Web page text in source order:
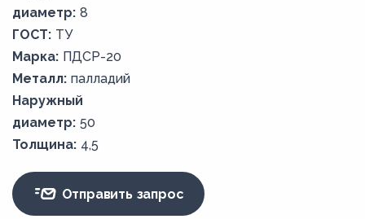
диаметр: 8
ГОСТ: ТУ
Марка: ПДСР-20
Металл: палладий
Наружный
диаметр: 50
Толщина: 4,5
Отправить запрос